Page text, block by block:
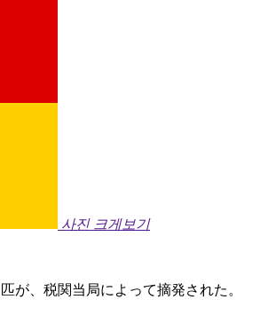
사진 크게보기
が、税関当局によって摘発された。